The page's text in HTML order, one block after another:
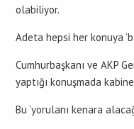
olabiliyor.
Adeta hepsi her konuya
Cumhurbaşkanı ve AKP
yaptığı konuşmada
Bu ‘yorulanı kenara